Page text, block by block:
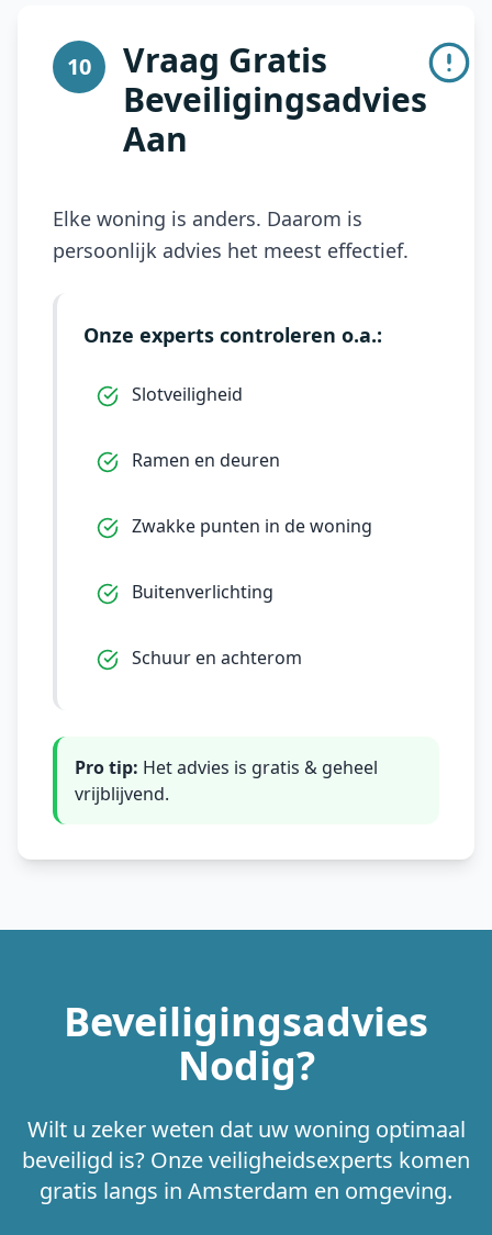
10
Vraag Gratis
Beveiligingsadvies
Aan
Elke woning is anders. Daarom is
persoonlijk advies het meest effectief.
Onze experts controleren o.a.:
Slotveiligheid
Ramen en deuren
Zwakke punten in de woning
Buitenverlichting
Schuur en achterom
Pro tip: Het advies is gratis & geheel
vrijblijvend.
Beveiligingsadvies
Nodig?
Wilt u zeker weten dat uw woning optimaal
beveiligd is? Onze veiligheidsexperts komen
gratis langs in Amsterdam en omgeving.